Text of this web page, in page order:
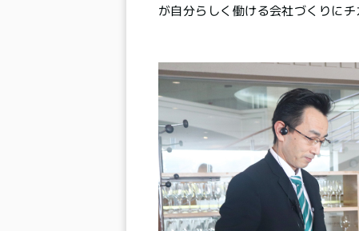
が自分らしく働ける会社づくりにチ